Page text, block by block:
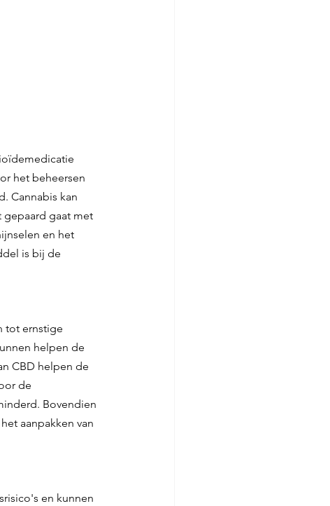
het beheersen
Cannabis kan
gaat met
en het
is bij de
tot ernstige
helpen de
CBD helpen de
de
Bovendien
aanpakken van
en kunnen